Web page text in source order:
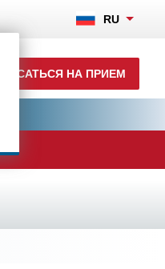
RU
НА ПРИЕМ